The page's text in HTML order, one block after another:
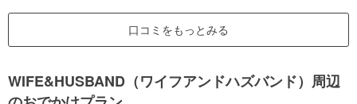
口コミをもっとみる
WIFE&HUSBAND（ワイフアンドハズバンド）周辺